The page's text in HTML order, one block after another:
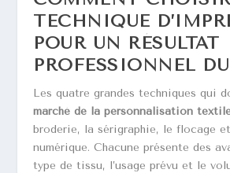
TECHNIQUE
POUR UN RÉSULTAT
PROFESSIONNEL
Les quatre grandes techniques qui
marché de la personnalisation
broderie, la sérigraphie, le flocage
numérique. Chacune présente des
type de tissu, l’usage prévu et le